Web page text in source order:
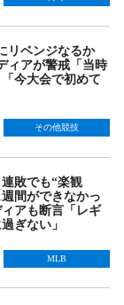
リベンジなるか
ィアが警戒「当時
今大会で初めて
その他競技
敗でも“楽観
間ができなかっ
アも断言「レギ
ぎない」
MLB